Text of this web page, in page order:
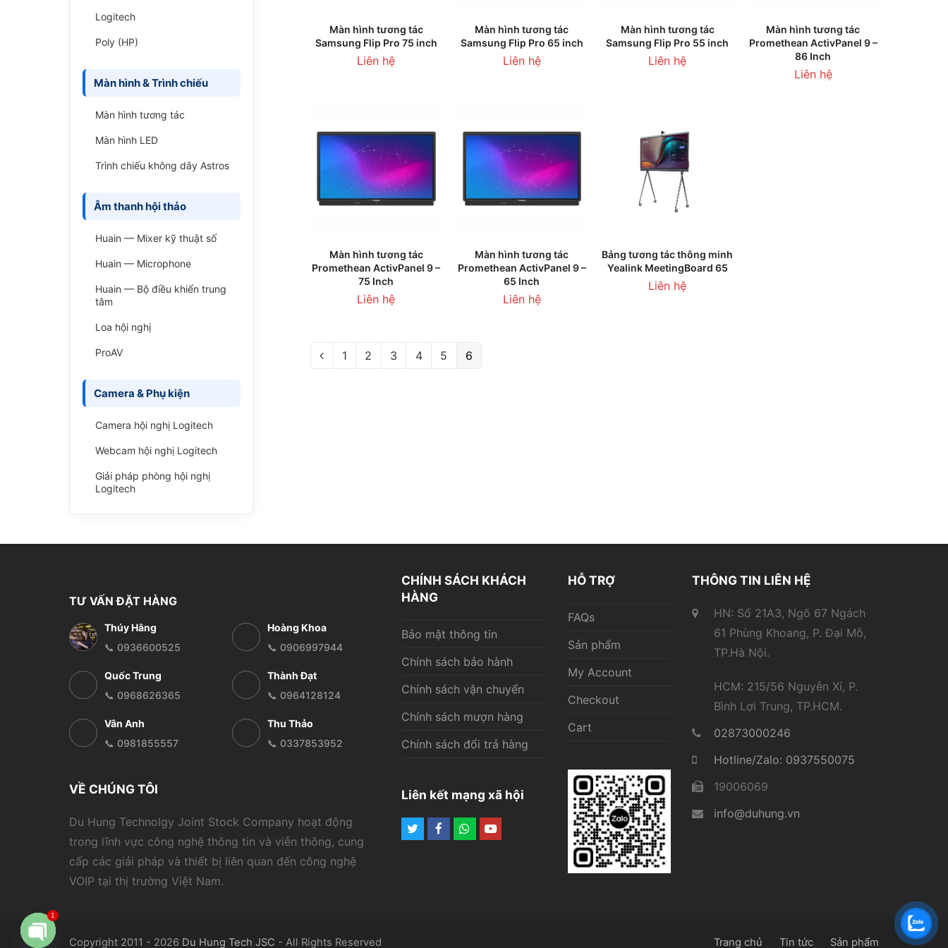
THÊM VÀO GIỎ HÀNG
Màn hình tương tác
Samsung Flip Pro 75 inch
Liên hệ
THÊM VÀO GIỎ HÀNG
Màn hình tương tác
Samsung Flip Pro 65 inch
Liên hệ
THÊM VÀO GIỎ HÀNG
Màn hình tương tác
Samsung Flip Pro 55 inch
Liên hệ
LIÊN HỆ
Màn hình tương tác
Promethean ActivPanel 9 –
86 Inch
Liên hệ
LIÊN HỆ
Màn hình tương tác
Promethean ActivPanel 9 –
75 Inch
Liên hệ
LIÊN HỆ
Màn hình tương tác
Promethean ActivPanel 9 –
65 Inch
Liên hệ
THÊM VÀO GIỎ HÀNG
Bảng tương tác thông minh
Yealink MeetingBoard 65
Liên hệ
1 2 3 4 5 6
Logitech
Poly (HP)
Màn hình & Trình chiếu
Màn hình tương tác
Màn hình LED
Trình chiếu không dây Astros
Âm thanh hội thảo
Huain — Mixer kỹ thuật số
Huain — Microphone
Huain — Bộ điều khiển trung
tâm
Loa hội nghị
ProAV
Camera & Phụ kiện
Camera hội nghị Logitech
Webcam hội nghị Logitech
Giải pháp phòng hội nghị
Logitech
TƯ VẤN ĐẶT HÀNG
Thúy Hằng
📞 0936600525
Hoàng Khoa
📞 0906997944
Quốc Trung
📞 0968626365
Thành Đạt
📞 0964128124
Vân Anh
📞 0981855557
Thu Thảo
📞 0337853952
VỀ CHÚNG TÔI
Du Hung Technolgy Joint Stock Company hoạt động
trong lĩnh vực công nghệ thông tin và viễn thông, cung
cấp các giải pháp và thiết bị liên quan đến công nghệ
VOIP tại thị trường Việt Nam.
CHÍNH SÁCH KHÁCH
HÀNG
Bảo mật thông tin
Chính sách bảo hành
Chính sách vận chuyển
Chính sách mượn hàng
Chính sách đổi trả hàng
Liên kết mạng xã hội
TwitterFacebook
Whatsapp
Youtube
HỖ TRỢ
FAQs
Sản phẩm
My Account
Checkout
Cart
THÔNG TIN LIÊN HỆ
HN: Số 21A3, Ngõ 67 Ngách
61 Phùng Khoang, P. Đại Mỗ,
TP.Hà Nội.
HCM: 215/56 Nguyễn Xí, P.
Bình Lợi Trung, TP.HCM.
02873000246
Hotline/Zalo: 0937550075
19006069
info@duhung.vn
Copyright 2011 - 2026 Du Hung Tech JSC - All Rights Reserved Trang chủ Tin tức Sản phẩm
1